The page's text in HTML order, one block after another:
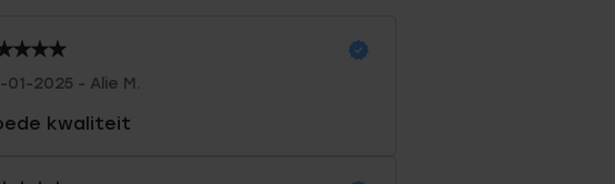
01-2025 - Alie M.
kwaliteit